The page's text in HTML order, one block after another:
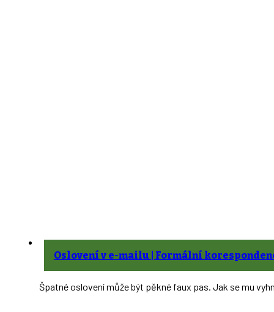
Oslovení v e-mailu | Formální
Špatné oslovení může být pěkné faux pas. Jak se mu